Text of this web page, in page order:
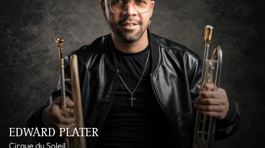
EDWARD PLATER
Cirque du Soleil